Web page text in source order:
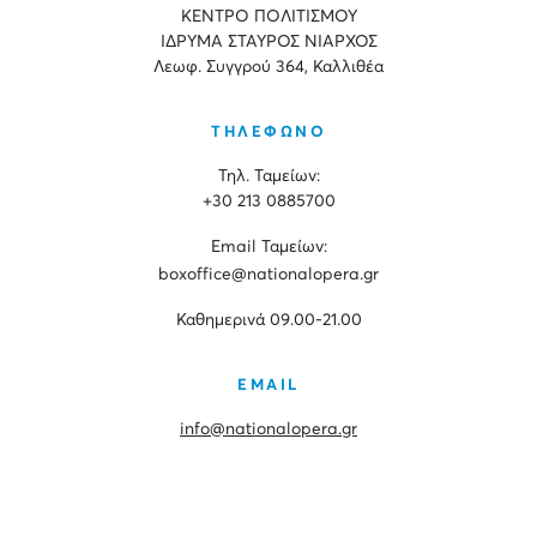
ΚΕΝΤΡΟ ΠΟΛΙΤΙΣΜΟΥ
ΙΔΡΥΜΑ ΣΤΑΥΡΟΣ ΝΙΑΡΧΟΣ
Λεωφ. Συγγρού 364, Καλλιθέα
ΤΗΛΕΦΩΝΟ
Τηλ. Ταμείων:
+30 213 0885700
Εmail Ταμείων:
boxoffice@nationalopera.gr
Καθημερινά 09.00-21.00
EMAIL
info@nationalopera.gr